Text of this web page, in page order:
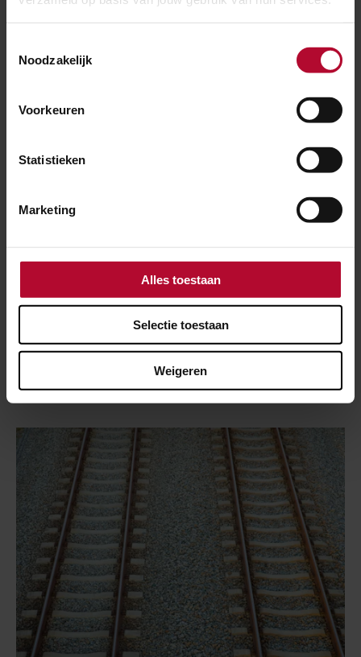
Noodzakelijk
Voorkeuren
Statistieken
Marketing
Alles toestaan
Selectie toestaan
Weigeren
Fietser omgekomen na aanrijding met
trein in Tynaarlo